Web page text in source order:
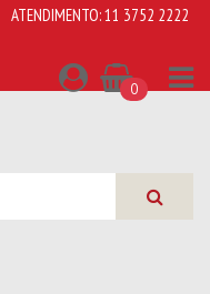
ATENDIMENTO:11 3752 2222
0